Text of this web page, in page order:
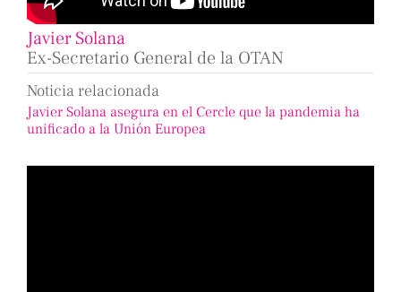
Javier Solana
Ex-Secretario General de la OTAN
Noticia relacionada
Javier Solana asegura en el Cercle que la pandemia ha
unificado a la Unión Europea